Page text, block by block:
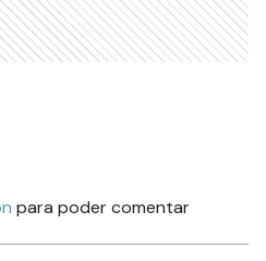
para poder comentar